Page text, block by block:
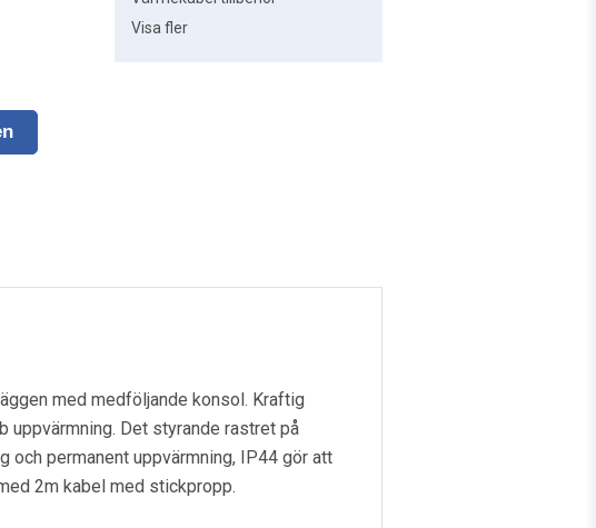
Visa fler
med medföljande konsol. Kraftig
uppvärmning. Det styrande rastret på
permanent uppvärmning, IP44 gör att
2m kabel med stickpropp.